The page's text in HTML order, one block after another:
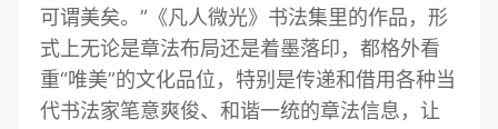
可谓美矣。”《凡人微光》书法集里的作品，形
式上无论是章法布局还是着墨落印，都格外看
重“唯美”的文化品位，特别是传递和借用各种当
代书法家笔意爽俊、和谐一统的章法信息，让